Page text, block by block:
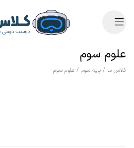
علوم سوم
کلاس ما / پایه سوم / علوم سوم